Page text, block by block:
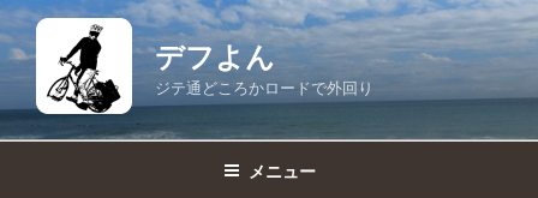
コ
ン
デフよん
ジテ通どころかロードで外回り
メニュー